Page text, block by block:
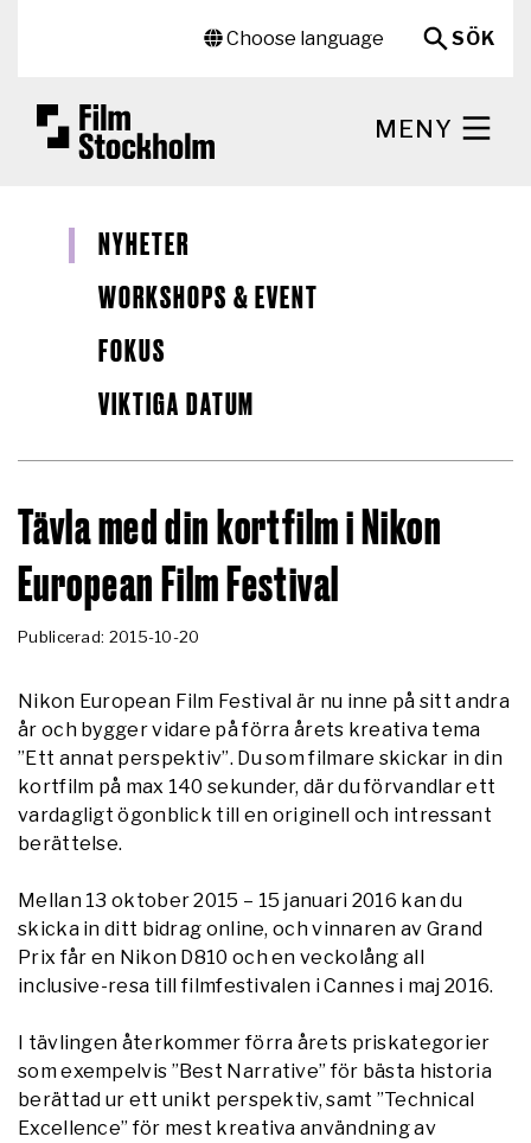
Choose language
SÖK
MENY
NYHETER
WORKSHOPS & EVENT
FOKUS
VIKTIGA DATUM
Tävla med din kortfilm i Nikon
European Film Festival
Publicerad: 2015-10-20
Nikon European Film Festival är nu inne på sitt andra
år och bygger vidare på förra årets kreativa tema
”Ett annat perspektiv”. Du som filmare skickar in din
kortfilm på max 140 sekunder, där du förvandlar ett
vardagligt ögonblick till en originell och intressant
berättelse.
Mellan 13 oktober 2015 – 15 januari 2016 kan du
skicka in ditt bidrag online, och vinnaren av Grand
Prix får en Nikon D810 och en veckolång all
inclusive-resa till filmfestivalen i Cannes i maj 2016.
I tävlingen återkommer förra årets priskategorier
som exempelvis ”Best Narrative” för bästa historia
berättad ur ett unikt perspektiv, samt ”Technical
Excellence” för mest kreativa användning av